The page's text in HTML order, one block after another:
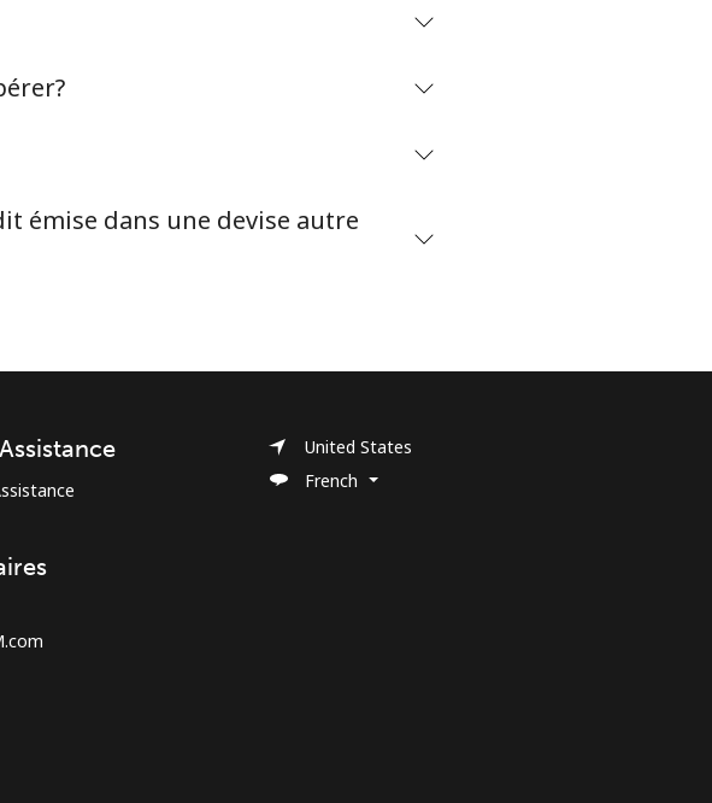
émise dans une devise autre
United States
French